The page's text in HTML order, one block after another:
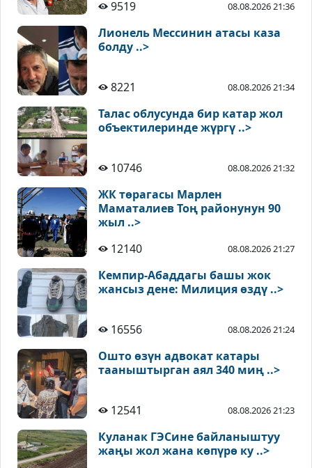
9519
08.08.2026 21:36
Лионель Мессинин атасы каза
болду ..>
8221 08.08.2026 21:34
Талас облусунда бир катар жол
объектилеринде жүргү ..>
10746 08.08.2026 21:32
ЖК төрагасы Марлен
Маматалиев Тоң районунун 90
жыл ..>
12140
08.08.2026 21:27
Кемпир-Абаддагы башы жок
жансыз дене: Милиция өздү ..>
16556 08.08.2026 21:24
Ошто өзүн адвокат катары
тааныштырган аял 340 миң ..>
12541 08.08.2026 21:23
Куланак ГЭСине байланыштуу
жаңы жол жана көпүрө ку ..>